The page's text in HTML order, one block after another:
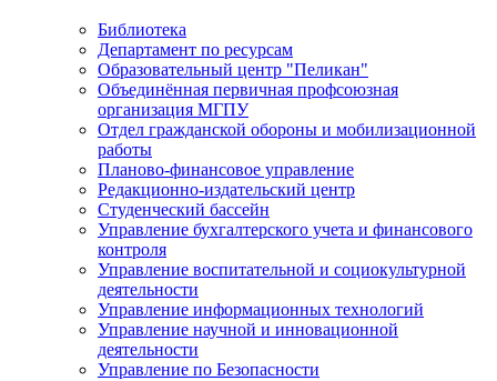
Библиотека
Департамент по ресурсам
Образовательный центр "Пеликан"
Объединённая первичная профсоюзная
организация МГПУ
Отдел гражданской обороны и мобилизационной
работы
Планово-финансовое управление
Редакционно-издательский центр
Студенческий бассейн
Управление бухгалтерского учета и финансового
контроля
Управление воспитательной и социокультурной
деятельности
Управление информационных технологий
Управление научной и инновационной
деятельности
Управление по Безопасности